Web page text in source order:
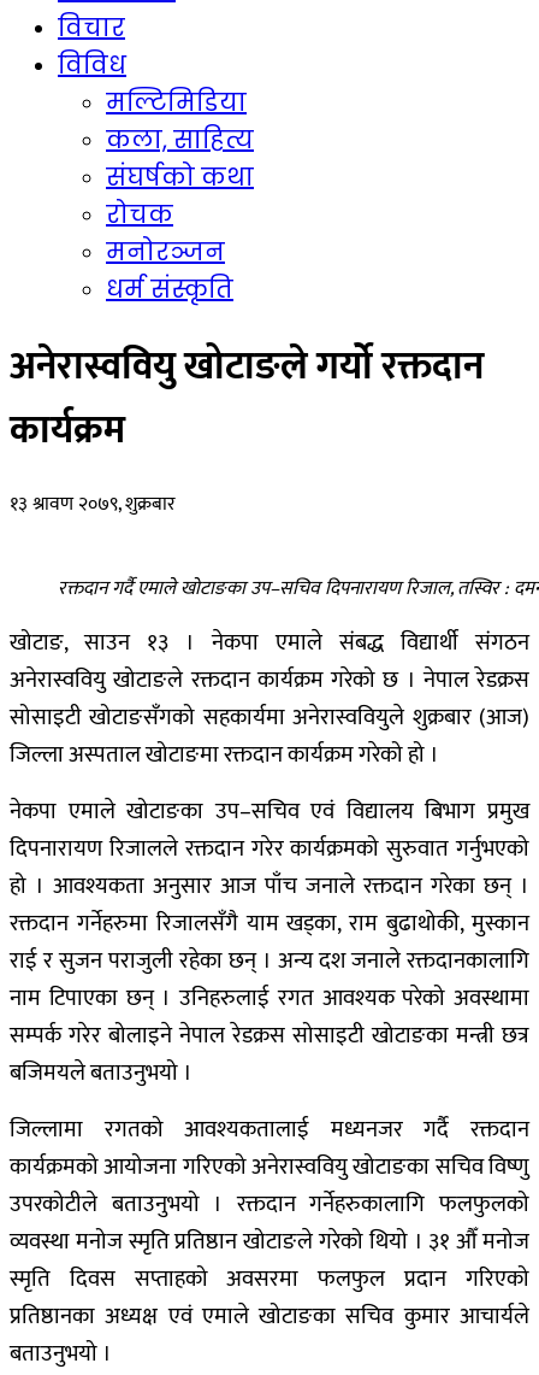
विचार
विविध
मल्टिमिडिया
कला, साहित्य
संघर्षको कथा
रोचक
मनोरञ्जन
धर्म संस्कृति
अनेरास्ववियु खोटाङले गर्यो रक्तदान
कार्यक्रम
१३ श्रावण २०७९, शुक्रबार
रक्तदान गर्दै एमाले खोटाङका उप–सचिव दिपनारायण रिजाल, तस्विर :
खोटाङ, साउन १३ । नेकपा एमाले संबद्ध विद्यार्थी संगठन
अनेरास्ववियु खोटाङले रक्तदान कार्यक्रम गरेको छ । नेपाल रेडक्रस
सोसाइटी खोटाङसँगको सहकार्यमा अनेरास्ववियुले शुक्रबार (आज)
जिल्ला अस्पताल खोटाङमा रक्तदान कार्यक्रम गरेको हो ।
नेकपा एमाले खोटाङका उप–सचिव एवं विद्यालय बिभाग प्रमुख
दिपनारायण रिजालले रक्तदान गरेर कार्यक्रमको सुरुवात गर्नुभएको
हो । आवश्यकता अनुसार आज पाँच जनाले रक्तदान गरेका छन् ।
रक्तदान गर्नेहरुमा रिजालसँगै याम खड्का, राम बुढाथोकी, मुस्कान
राई र सुजन पराजुली रहेका छन् । अन्य दश जनाले रक्तदानकालागि
नाम टिपाएका छन् । उनिहरुलाई रगत आवश्यक परेको अवस्थामा
सम्पर्क गरेर बोलाइने नेपाल रेडक्रस सोसाइटी खोटाङका मन्त्री छत्र
बजिमयले बताउनुभयो ।
जिल्लामा रगतको आवश्यकतालाई मध्यनजर गर्दै रक्तदान
कार्यक्रमको आयोजना गरिएको अनेरास्ववियु खोटाङका सचिव विष्णु
उपरकोटीले बताउनुभयो । रक्तदान गर्नेहरुकालागि फलफुलको
व्यवस्था मनोज स्मृति प्रतिष्ठान खोटाङले गरेको थियो । ३१ औँ मनोज
स्मृति दिवस सप्ताहको अवसरमा फलफुल प्रदान गरिएको
प्रतिष्ठानका अध्यक्ष एवं एमाले खोटाङका सचिव कुमार आचार्यले
बताउनुभयो ।